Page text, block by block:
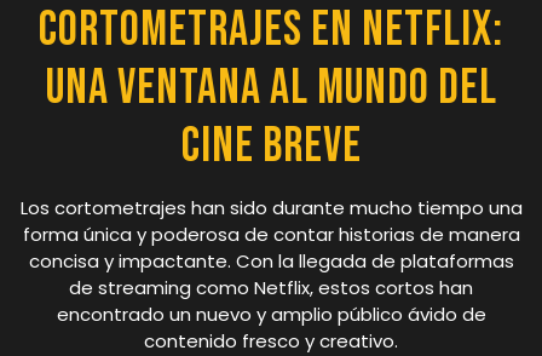
Cortometrajes en Netflix:
Una ventana al mundo del
cine breve
Los cortometrajes han sido durante mucho tiempo una
forma única y poderosa de contar historias de manera
concisa y impactante. Con la llegada de plataformas
de streaming como Netflix, estos cortos han
encontrado un nuevo y amplio público ávido de
contenido fresco y creativo.